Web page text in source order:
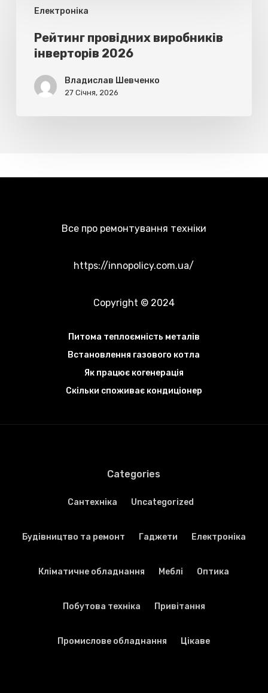
Електроніка
провідних
виробників
інверторів
2026
Рейтинг провідних виробників
інверторів 2026
Владислав Шевченко
27 Січня, 2026
Все про ремонтування техніки
https://innopolicy.com.ua/
Copyright © 2024
Питома теплоємність металів
Встановлення газового котла
Як працює когенерація
Скільки споживає кондиціонер
Categories
Cантехніка Uncategorized
Будівництво та ремонт Гаджети Електроніка
Кліматичне обладнання Меблі Оптика
Побутова техніка Привітання
Промислове обладнання Цікаве